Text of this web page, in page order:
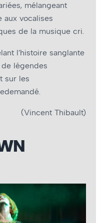
mélangeant
aux vocalises
de la musique cri.
l’histoire sanglante
légendes
sur les
(Vincent Thibault)